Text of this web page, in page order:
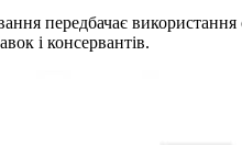
передбачає використання
і консервантів.